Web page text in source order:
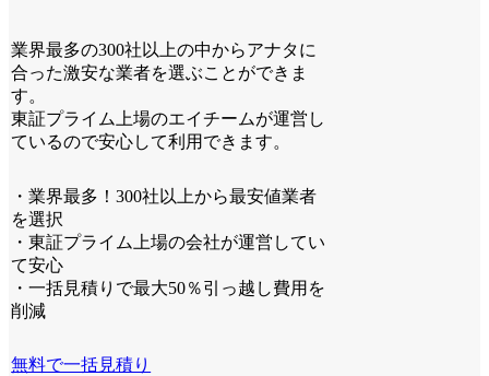
業界最多の300社以上の中からアナタに
合った激安な業者を選ぶことができま
す。
東証プライム上場のエイチームが運営し
ているので安心して利用できます。
・業界最多！300社以上から最安値業者
を選択
・東証プライム上場の会社が運営してい
て安心
・一括見積りで最大50％引っ越し費用を
削減
無料で一括見積り